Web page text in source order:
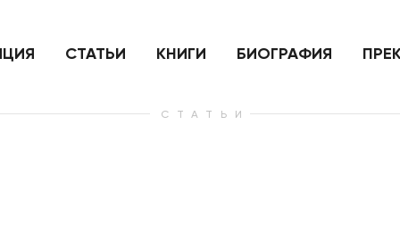
нанесенный по самим себе
СТАТЬИ КНИГИ БИОГРАФИЯ
СТАТЬИ